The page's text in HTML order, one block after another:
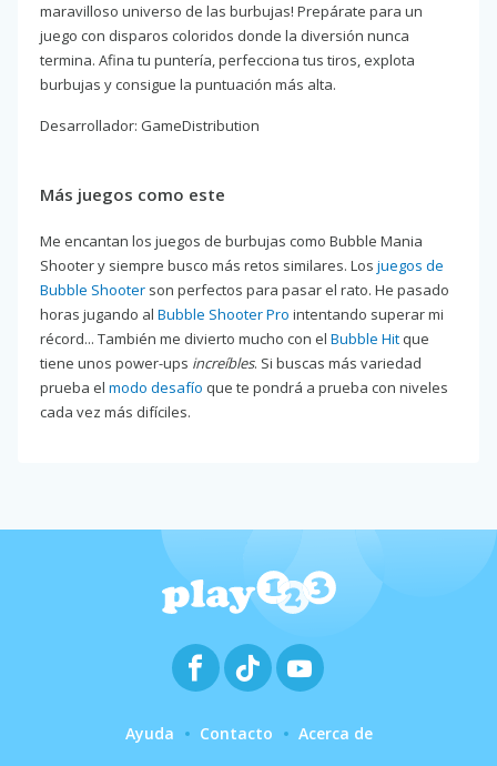
maravilloso universo de las burbujas! Prepárate para un
juego con disparos coloridos donde la diversión nunca
termina. Afina tu puntería, perfecciona tus tiros, explota
burbujas y consigue la puntuación más alta.
Desarrollador: GameDistribution
Más juegos como este
Me encantan los juegos de burbujas como Bubble Mania
Shooter y siempre busco más retos similares. Los juegos de
Bubble Shooter son perfectos para pasar el rato. He pasado
horas jugando al Bubble Shooter Pro intentando superar mi
récord... También me divierto mucho con el Bubble Hit que
tiene unos power-ups increíbles. Si buscas más variedad
prueba el modo desafío que te pondrá a prueba con niveles
cada vez más difíciles.
Ayuda Contacto Acerca de